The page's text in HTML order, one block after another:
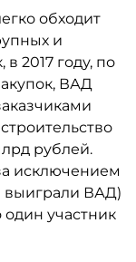
обходит
и
в 2017 году, по
ВАД
рублей.
исключением
выиграли ВАД)
один участник